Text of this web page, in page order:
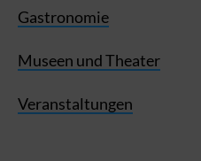
Gastronomie
Museen und Theater
Veranstaltungen